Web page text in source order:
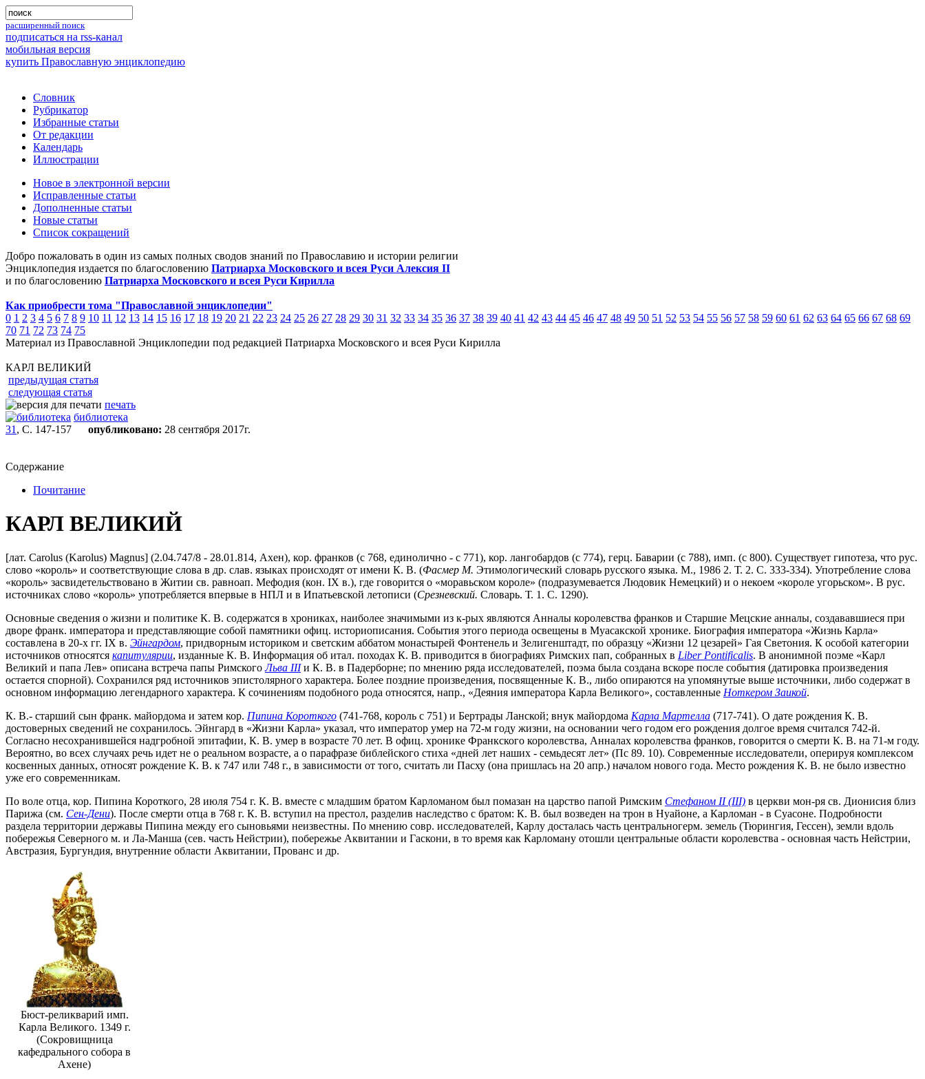
расширенный поиск
подписаться на rss-канал
мобильная версия
купить Православную энциклопедию
Словник
Рубрикатор
Избранные статьи
От редакции
Календарь
Иллюстрации
Новое в электронной версии
Исправленные статьи
Дополненные статьи
Новые статьи
Список сокращений
Добро пожаловать в один из самых полных сводов знаний по Православию и истории религии
Энциклопедия издается по благословению Патриарха Московского и всея Руси Алексия II
и по благословению Патриарха Московского и всея Руси Кирилла
Как приобрести тома "Православной энциклопедии"
0 1 2 3 4 5 6 7 8 9 10 11 12 13 14 15 16 17 18 19 20 21 22 23 24 25 26 27 28 29 30 31 32 33 34 35 36 37 38 39 40 41 42 43 44 45 46 47 48 49 50 51 52 53 54 55 56 57 58 59 60 61 62 63 64 65 66 67 68 69
70 71 72 73 74 75
Материал из Православной Энциклопедии под редакцией Патриарха Московского и всея Руси Кирилла
КАРЛ ВЕЛИКИЙ
предыдущая статья
следующая статья
печать
библиотека
31 , С. 147-157 опубликовано: 28 сентября 2017г.
Содержание
Почитание
КАРЛ ВЕЛИКИЙ
[лат. Carolus (Karolus) Magnus] (2.04.747/8 - 28.01.814, Ахен), кор. франков (с 768, единолично - с 771), кор. лангобардов (с 774), герц. Баварии (с 788), имп. (с 800). Существует гипотеза, что рус.
слово «король» и соответствующие слова в др. слав. языках происходят от имени К. В. (Фасмер М. Этимологический словарь русского языка. М., 1986 2. Т. 2. С. 333-334). Употребление слова
«король» засвидетельствовано в Житии св. равноап. Мефодия (кон. IX в.), где говорится о «моравьском короле» (подразумевается Людовик Немецкий) и о некоем «короле угорьском». В рус.
источниках слово «король» употребляется впервые в НПЛ и в Ипатьевской летописи (Срезневский. Словарь. Т. 1. С. 1290).
Основные сведения о жизни и политике К. В. содержатся в хрониках, наиболее значимыми из к-рых являются Анналы королевства франков и Старшие Мецские анналы, создававшиеся при
дворе франк. императора и представляющие собой памятники офиц. историописания. События этого периода освещены в Муасакской хронике. Биография императора «Жизнь Карла»
составлена в 20-х гг. IX в. Эйнгардом, придворным историком и светским аббатом монастырей Фонтенель и Зелигенштадт, по образцу «Жизни 12 цезарей» Гая Светония. К особой категории
источников относятся капитулярии, изданные К. В. Информация об итал. походах К. В. приводится в биографиях Римских пап, собранных в Liber Pontificalis. В анонимной поэме «Карл
Великий и папа Лев» описана встреча папы РимскогоЛьва IIIи К. В. в Падерборне; по мнению ряда исследователей, поэма была создана вскоре после события (датировка произведения
остается спорной). Сохранился ряд источников эпистолярного характера. Более поздние произведения, посвященные К. В., либо опираются на упомянутые выше источники, либо содержат в
основном информацию легендарного характера. К сочинениям подобного рода относятся, напр., «Деяния императора Карла Великого», составленные Ноткером Заикой.
К. В.- старший сын франк. майордома и затем кор. Пипина Короткого (741-768, король с 751) и Бертрады Ланской; внук майордома Карла Мартелла (717-741). О дате рождения К. В.
достоверных сведений не сохранилось. Эйнгард в «Жизни Карла» указал, что император умер на 72-м году жизни, на основании чего годом его рождения долгое время считался 742-й.
Согласно несохранившейся надгробной эпитафии, К. В. умер в возрасте 70 лет. В офиц. хронике Франкского королевства, Анналах королевства франков, говорится о смерти К. В. на 71-м году.
Вероятно, во всех случаях речь идет не о реальном возрасте, а о парафразе библейского стиха «дней лет наших - семьдесят лет» (Пс 89. 10). Современные исследователи, оперируя комплексом
косвенных данных, относят рождение К. В. к 747 или 748 г., в зависимости от того, считать ли Пасху (она пришлась на 20 апр.) началом нового года. Место рождения К. В. не было известно
уже его современникам.
По воле отца, кор. Пипина Короткого, 28 июля 754 г. К. В. вместе с младшим братом Карломаном был помазан на царство папой Римским Стефаном II (III) в церкви мон-ря св. Дионисия близ
Парижа (см. Сен-Дени). После смерти отца в 768 г. К. В. вступил на престол, разделив наследство с братом: К. В. был возведен на трон в Нуайоне, а Карломан - в Суасоне. Подробности
раздела территории державы Пипина между его сыновьями неизвестны. По мнению совр. исследователей, Карлу досталась часть центральногерм. земель (Тюрингия, Гессен), земли вдоль
побережья Северного м. и Ла-Манша (сев. часть Нейстрии), побережье Аквитании и Гаскони, в то время как Карломану отошли центральные области королевства - основная часть Нейстрии,
Австразия, Бургундия, внутренние области Аквитании, Прованс и др.
Бюст-реликварий имп.
Карла Великого. 1349 г.
(Сокровищница
кафедрального собора в
Ахене)